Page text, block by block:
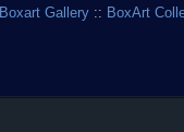
Boxart Gallery :: BoxArt